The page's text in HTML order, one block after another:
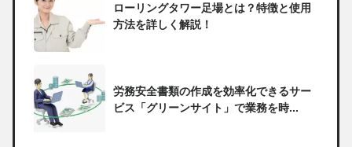
ローリングタワー足場とは？特徴と使用
方法を詳しく解説！
労務安全書類の作成を効率化できるサー
ビス「グリーンサイト」で業務を時...